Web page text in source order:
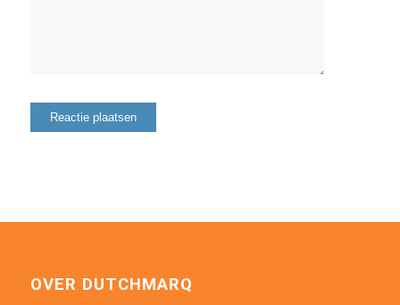
OVER DUTCHMARQ